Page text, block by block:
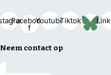
Facebook-
f
YoutubeTiktok
Neem contact op